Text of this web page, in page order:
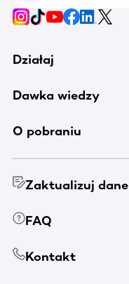
Działaj
Dawka wiedzy
O pobraniu
Zaktualizuj dane
FAQ
Kontakt